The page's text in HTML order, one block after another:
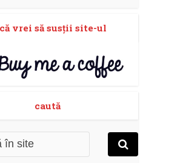
vrei să susţii site-ul
caută